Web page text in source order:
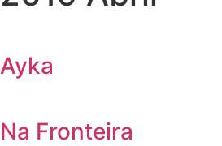
Ayka
Na Fronteira